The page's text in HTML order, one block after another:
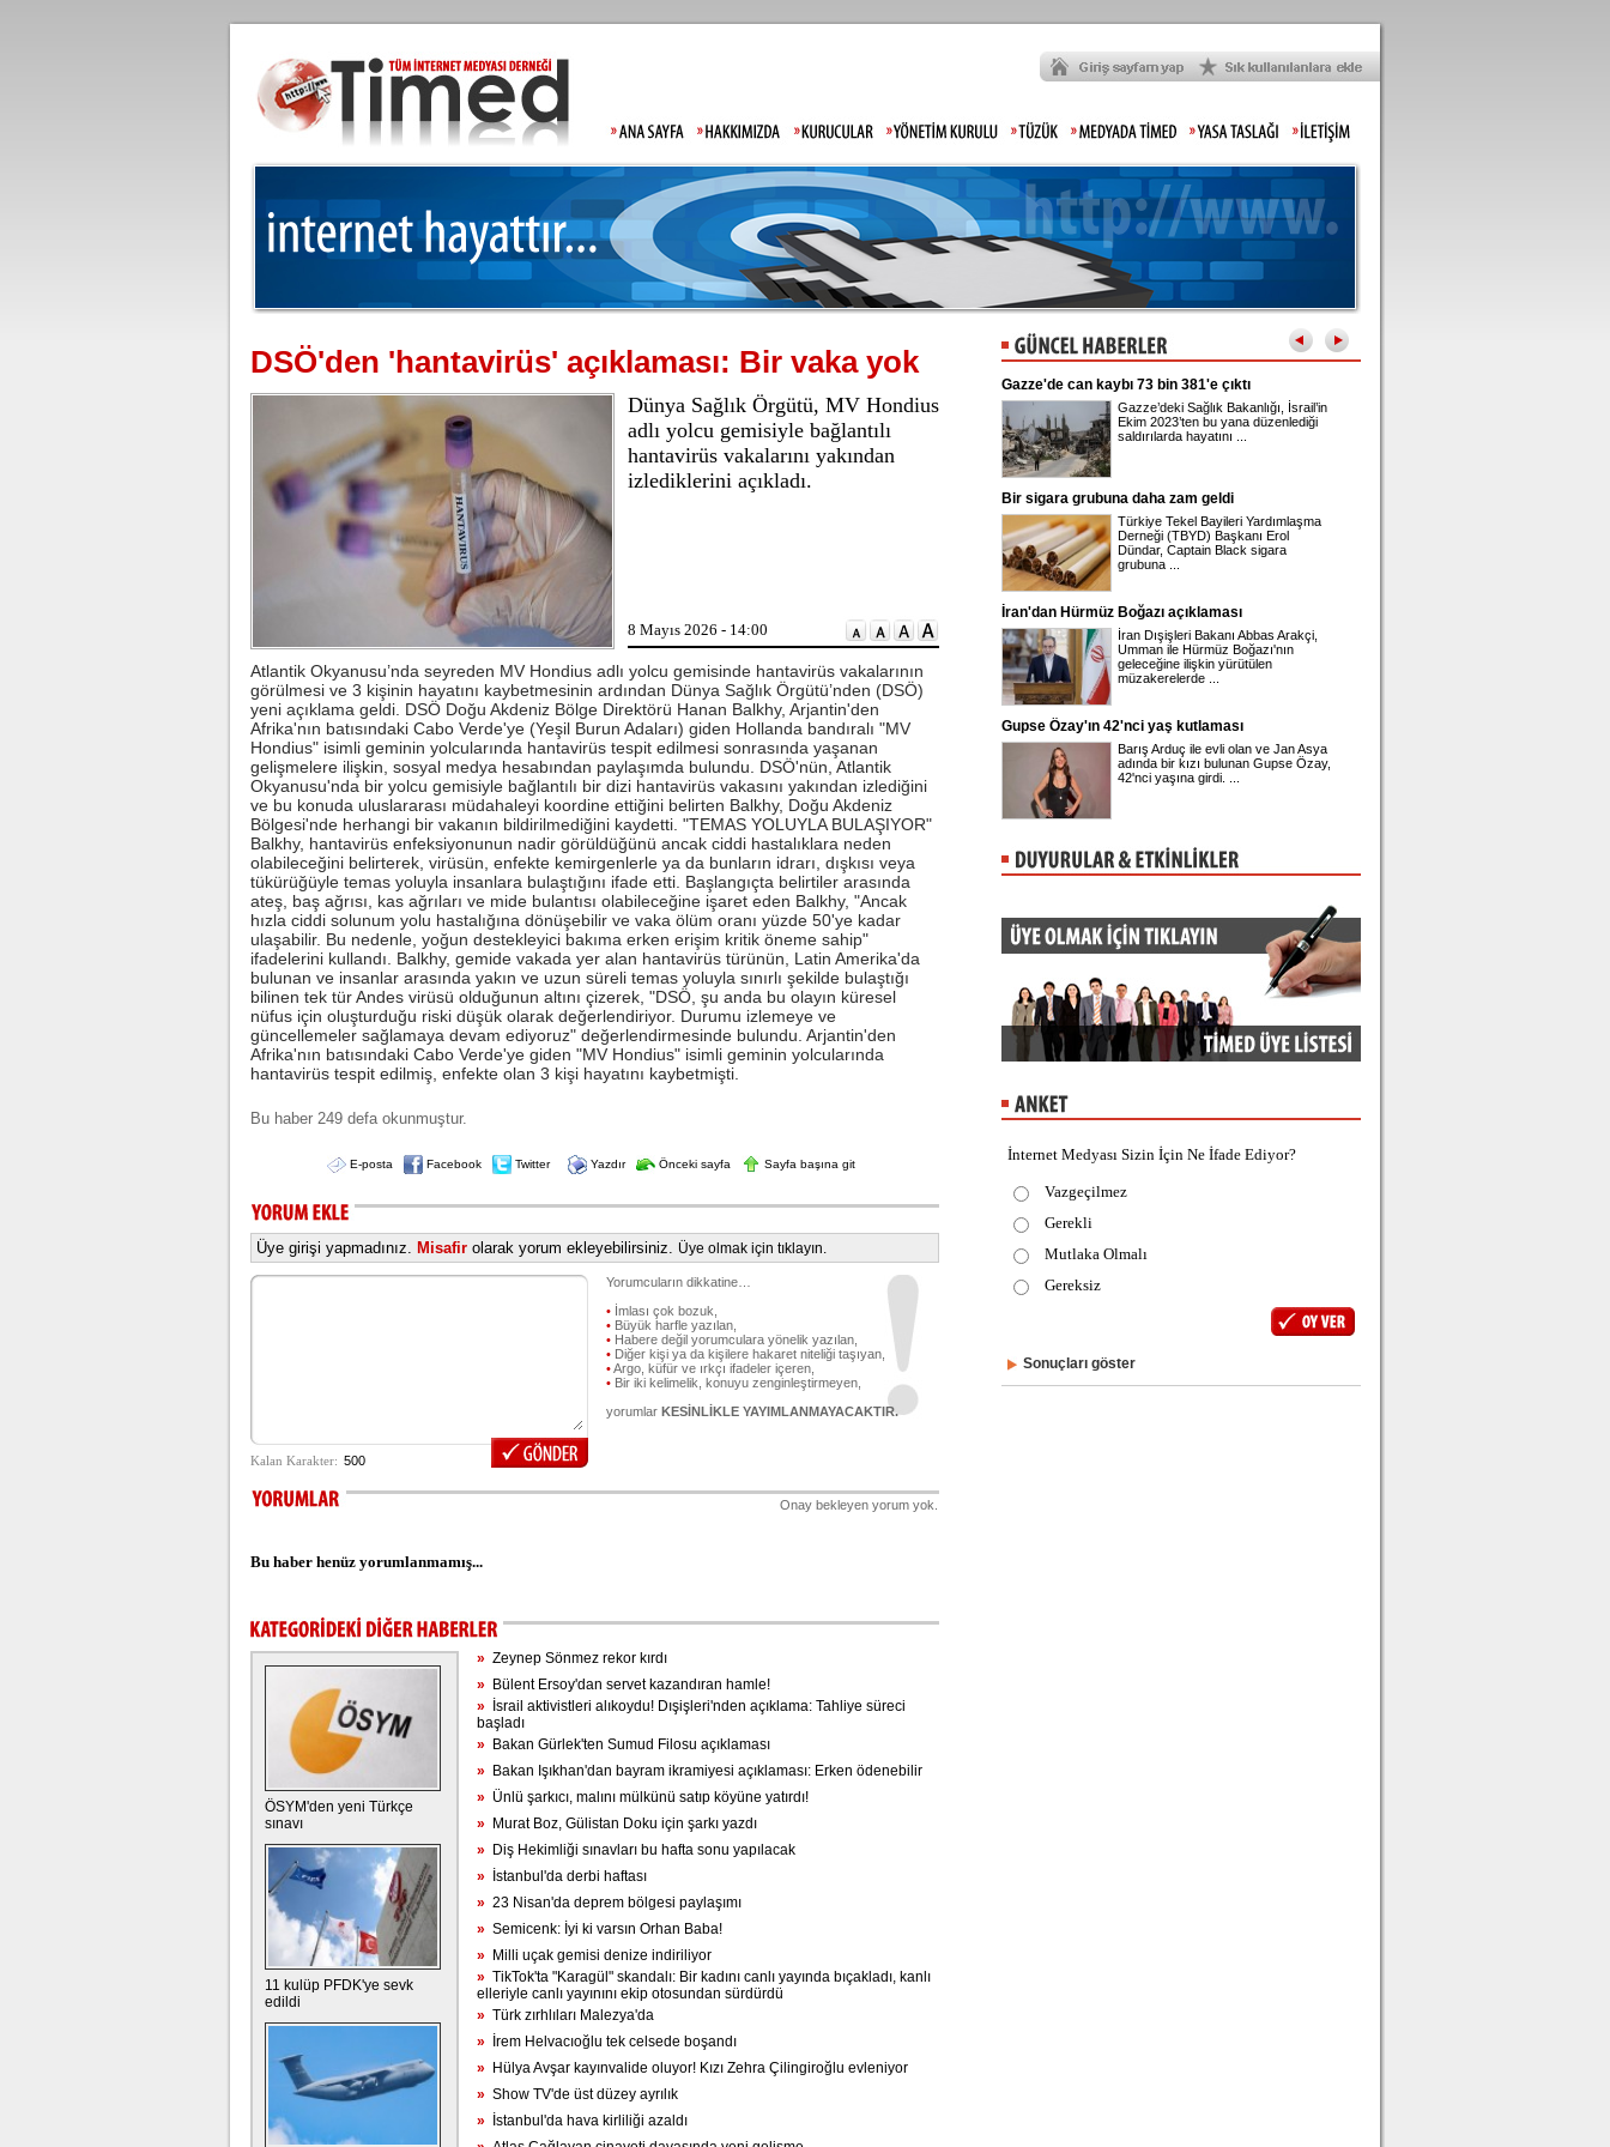
DSÖ'den 'hantavirüs' açıklaması: Bir vaka yok
Dünya Sağlık Örgütü, MV Hondius
adlı yolcu gemisiyle bağlantılı
hantavirüs vakalarını yakından
izlediklerini açıkladı.
8 Mayıs 2026 - 14:00
Atlantik Okyanusu’nda seyreden MV Hondius adlı yolcu gemisinde hantavirüs vakalarının
görülmesi ve 3 kişinin hayatını kaybetmesinin ardından Dünya Sağlık Örgütü’nden (DSÖ)
yeni açıklama geldi. DSÖ Doğu Akdeniz Bölge Direktörü Hanan Balkhy, Arjantin'den
Afrika'nın batısındaki Cabo Verde'ye (Yeşil Burun Adaları) giden Hollanda bandıralı "MV
Hondius" isimli geminin yolcularında hantavirüs tespit edilmesi sonrasında yaşanan
gelişmelere ilişkin, sosyal medya hesabından paylaşımda bulundu. DSÖ'nün, Atlantik
Okyanusu'nda bir yolcu gemisiyle bağlantılı bir dizi hantavirüs vakasını yakından izlediğini
ve bu konuda uluslararası müdahaleyi koordine ettiğini belirten Balkhy, Doğu Akdeniz
Bölgesi'nde herhangi bir vakanın bildirilmediğini kaydetti. "TEMAS YOLUYLA BULAŞIYOR"
Balkhy, hantavirüs enfeksiyonunun nadir görüldüğünü ancak ciddi hastalıklara neden
olabileceğini belirterek, virüsün, enfekte kemirgenlerle ya da bunların idrarı, dışkısı veya
tükürüğüyle temas yoluyla insanlara bulaştığını ifade etti. Başlangıçta belirtiler arasında
ateş, baş ağrısı, kas ağrıları ve mide bulantısı olabileceğine işaret eden Balkhy, "Ancak
hızla ciddi solunum yolu hastalığına dönüşebilir ve vaka ölüm oranı yüzde 50'ye kadar
ulaşabilir. Bu nedenle, yoğun destekleyici bakıma erken erişim kritik öneme sahip"
ifadelerini kullandı. Balkhy, gemide vakada yer alan hantavirüs türünün, Latin Amerika'da
bulunan ve insanlar arasında yakın ve uzun süreli temas yoluyla sınırlı şekilde bulaştığı
bilinen tek tür Andes virüsü olduğunun altını çizerek, "DSÖ, şu anda bu olayın küresel
nüfus için oluşturduğu riski düşük olarak değerlendiriyor. Durumu izlemeye ve
güncellemeler sağlamaya devam ediyoruz" değerlendirmesinde bulundu. Arjantin'den
Afrika'nın batısındaki Cabo Verde'ye giden "MV Hondius" isimli geminin yolcularında
hantavirüs tespit edilmiş, enfekte olan 3 kişi hayatını kaybetmişti.
Bu haber 249 defa okunmuştur.
E-posta Facebook Twitter Yazdır Önceki sayfa Sayfa başına git
Üye girişi yapmadınız. Misafir olarak yorum ekleyebilirsiniz. Üye olmak için tıklayın.
Yorumcuların dikkatine…
• İmlası çok bozuk,
• Büyük harfle yazılan,
• Habere değil yorumculara yönelik yazılan,
• Diğer kişi ya da kişilere hakaret niteliği taşıyan,
•Argo, küfür ve ırkçı ifadeler içeren,
• Bir iki kelimelik, konuyu zenginleştirmeyen,
yorumlar KESİNLİKLE YAYIMLANMAYACAKTIR.
Onay bekleyen yorum yok.
Bu haber henüz yorumlanmamış...
ÖSYM'den yeni Türkçe
sınavı
11 kulüp PFDK'ye sevk
edildi
» Zeynep Sönmez rekor kırdı
» Bülent Ersoy'dan servet kazandıran hamle!
» İsrail aktivistleri alıkoydu! Dışişleri'nden açıklama: Tahliye süreci
başladı
» Bakan Gürlek'ten Sumud Filosu açıklaması
» Bakan Işıkhan'dan bayram ikramiyesi açıklaması: Erken ödenebilir
» Ünlü şarkıcı, malını mülkünü satıp köyüne yatırdı!
» Murat Boz, Gülistan Doku için şarkı yazdı
» Diş Hekimliği sınavları bu hafta sonu yapılacak
» İstanbul'da derbi haftası
» 23 Nisan'da deprem bölgesi paylaşımı
» Semicenk: İyi ki varsın Orhan Baba!
» Milli uçak gemisi denize indiriliyor
» TikTok'ta "Karagül" skandalı: Bir kadını canlı yayında bıçakladı, kanlı
elleriyle canlı yayınını ekip otosundan sürdürdü
» Türk zırhlıları Malezya'da
» İrem Helvacıoğlu tek celsede boşandı
» Hülya Avşar kayınvalide oluyor! Kızı Zehra Çilingiroğlu evleniyor
» Show TV'de üst düzey ayrılık
» İstanbul'da hava kirliliği azaldı
Beşiktaş Kulübü, futbolculardan
Wilfred Ndidi'nin ayak bileğinde
ligaman yaralanması tespit edildiğini
duyurdu.
İstanbul Emniyet Müdürlüğü Mali
Suçlarla Mücadele Şube Müdürlüğü
ekiplerince Ahbap Derneği'nin ...
İstanbul'u dev çekirge bastı! Balkonlara ve
evlere kadar girdilerİstanbul'un farklı ilçelerinde son
günlerde görülmeye başlayan dev
çekirgeler, vatandaşlarda tedirginlik ...
Gazze'de can kaybı 73 bin 381'e çıktı
Gazze’deki Sağlık Bakanlığı, İsrail’in
Ekim 2023’ten bu yana düzenlediği
saldırılarda hayatını ...
Bir sigara grubuna daha zam geldi
Türkiye Tekel Bayileri Yardımlaşma
Derneği (TBYD) Başkanı Erol
Dündar, Captain Black sigara
grubuna ...
İran'dan Hürmüz Boğazı açıklaması
İran Dışişleri Bakanı Abbas Arakçi,
Umman ile Hürmüz Boğazı'nın
geleceğine ilişkin yürütülen
müzakerelerde ...
Gupse Özay'ın 42'nci yaş kutlaması
Barış Arduç ile evli olan ve Jan Asya
adında bir kızı bulunan Gupse Özay,
42'nci yaşına girdi. ...
adliyeye sevk edildi
Listede Türkiye'de var
İnternet Medyası Sizin İçin Ne İfade Ediyor?
Vazgeçilmez
Gerekli
Mutlaka Olmalı
Gereksiz
Sonuçları göster